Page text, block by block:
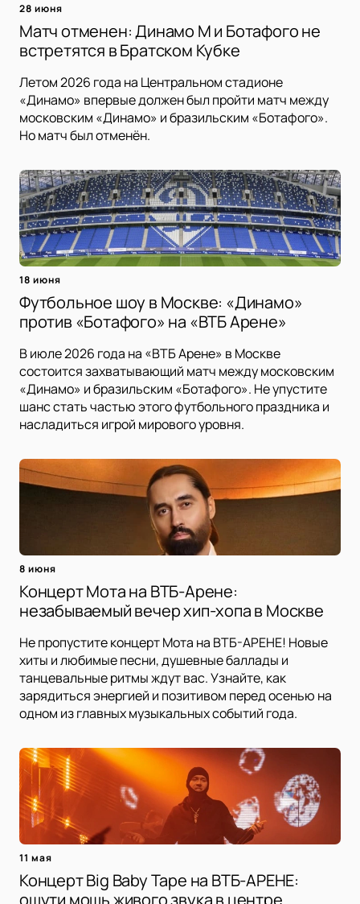
28 июня
Матч отменен: Динамо М и Ботафого не
встретятся в Братском Кубке
Летом 2026 года на Центральном стадионе
«Динамо» впервые должен был пройти матч между
московским «Динамо» и бразильским «Ботафого».
Но матч был отменён.
18 июня
Футбольное шоу в Москве: «Динамо»
против «Ботафого» на «ВТБ Арене»
В июле 2026 года на «ВТБ Арене» в Москве
состоится захватывающий матч между московским
«Динамо» и бразильским «Ботафого». Не упустите
шанс стать частью этого футбольного праздника и
насладиться игрой мирового уровня.
8 июня
Концерт Мота на ВТБ-Арене:
незабываемый вечер хип-хопа в Москве
Не пропустите концерт Мота на ВТБ-АРЕНЕ! Новые
хиты и любимые песни, душевные баллады и
танцевальные ритмы ждут вас. Узнайте, как
зарядиться энергией и позитивом перед осенью на
одном из главных музыкальных событий года.
11 мая
Концерт Big Baby Tape на ВТБ-АРЕНЕ: